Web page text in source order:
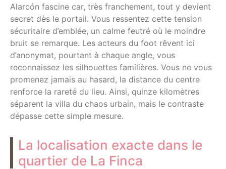
Alarcón fascine car, très franchement, tout y devient
secret dès le portail. Vous ressentez cette tension
sécuritaire d’emblée, un calme feutré où le moindre
bruit se remarque. Les acteurs du foot rêvent ici
d’anonymat, pourtant à chaque angle, vous
reconnaissez les silhouettes familières. Vous ne vous
promenez jamais au hasard, la distance du centre
renforce la rareté du lieu. Ainsi, quinze kilomètres
séparent la villa du chaos urbain, mais le contraste
dépasse cette simple mesure.
La localisation exacte dans le
quartier de La Finca